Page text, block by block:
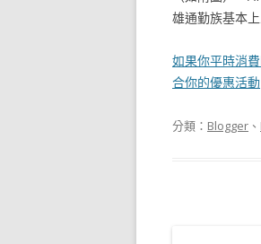
雄通勤族基本
如果你平時消
合你的優惠活動
分類： Blogger 、